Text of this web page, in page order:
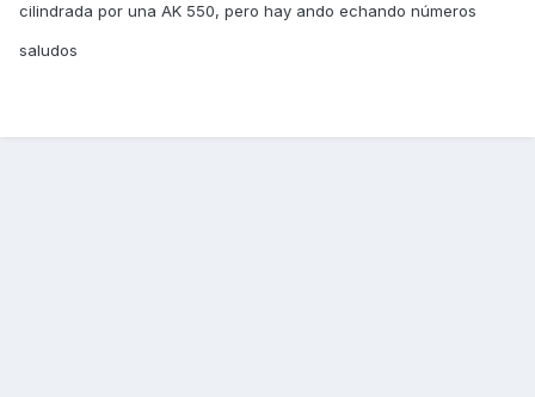
cilindrada por una AK 550, pero hay ando echando números
saludos